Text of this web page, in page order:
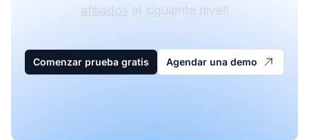
afiliados al siguiente nivel!
Comenzar prueba gratis Agendar una demo